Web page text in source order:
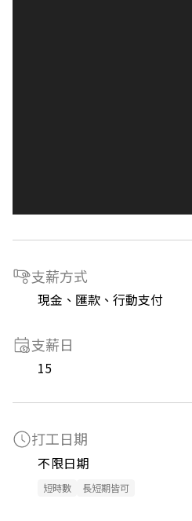
支薪方式
現金、匯款、行動支付
支薪日
15
打工日期
不限日期
短時數 長短期皆可